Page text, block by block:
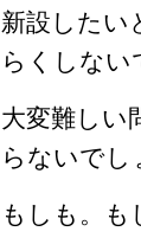
新設したい
らくしない
大変難しい
らないでし
もしも。